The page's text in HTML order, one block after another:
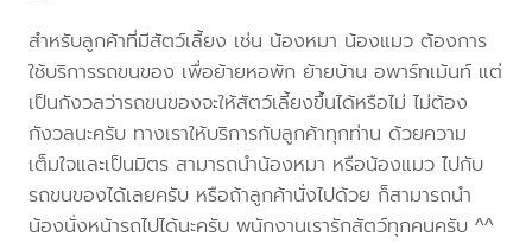
สำหรับลูกค้าที่มีสัตว์เลี้ยง เช่น น้องหมา น้องแมว ต้องการ
ใช้บริการรถขนของ เพื่อย้ายหอพัก ย้ายบ้าน อพาร์ทเม้นท์ แต่
เป็นกังวลว่ารถขนของจะให้สัตว์เลี้ยงขึ้นได้หรือไม่ ไม่ต้อง
กังวลนะครับ ทางเราให้บริการกับลูกค้าทุกท่าน ด้วยความ
เต็มใจและเป็นมิตร สามารถนำน้องหมา หรือน้องแมว ไปกับ
รถขนของได้เลยครับ หรือถ้าลูกค้านั่งไปด้วย ก็สามารถนำ
น้องนั่งหน้ารถไปได้นะครับ พนักงานเรารักสัตว์ทุกคนครับ ^^